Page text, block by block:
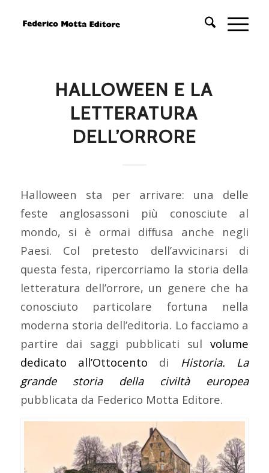
HALLOWEEN E LA
LETTERATURA
DELL’ORRORE
Halloween sta per arrivare: una delle
feste anglosassoni più conosciute al
mondo, si è ormai diffusa anche negli
Paesi. Col pretesto dell’avvicinarsi di
questa festa, ripercorriamo la storia della
letteratura dell’orrore, un genere che ha
conosciuto particolare fortuna nella
moderna storia dell’editoria. Lo facciamo a
partire dai saggi pubblicati sulvolume
dedicato all’Ottocento di Historia. La
grande storia della civiltà europea
pubblicata da Federico Motta Editore.